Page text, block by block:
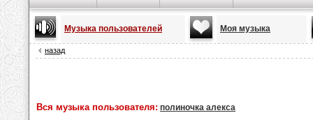
Музыка пользователей Моя музыка
назад
Вся музыка пользователя: полиночка алекса